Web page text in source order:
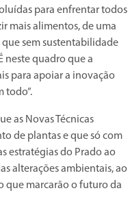
para enfrentar todos
mais alimentos, de uma
sem sustentabilidade
neste quadro que a
para apoiar a inovação
todo”.
as Novas Técnicas
de plantas e que só com
estratégias do Prado ao
alterações ambientais, ao
que marcarão o futuro da